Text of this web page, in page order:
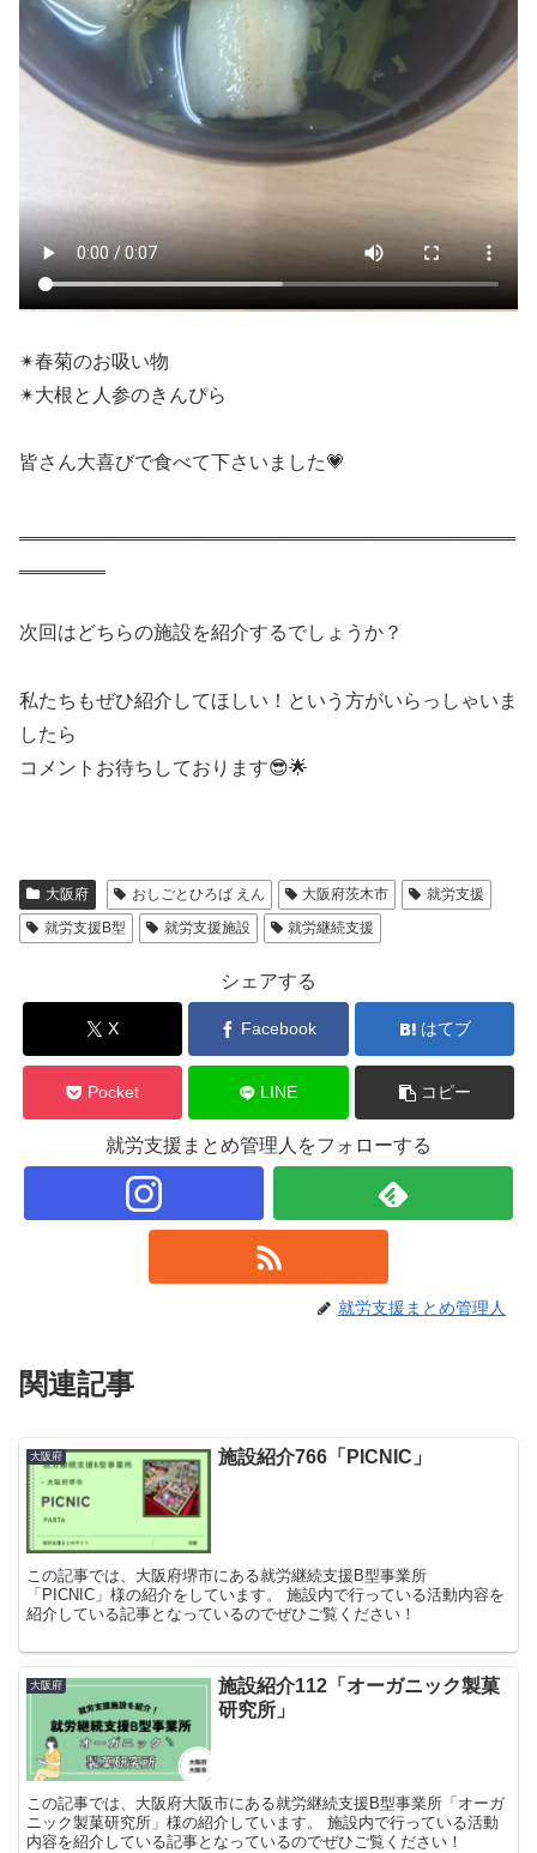
✴︎春菊のお吸い物
✴︎大根と人参のきんぴら
皆さん大喜びで食べて下さいました💗
次回はどちらの施設を紹介するでしょうか？
私たちもぜひ紹介してほしい！という方がいらっしゃいま
したら
コメントお待ちしております😎🌟
大阪府 おしごとひろば えん 大阪府茨木市
就労支援
就労支援B型
就労支援施設 就労継続支援
シェアする
X Facebook はてブ
Pocket LINE コピー
就労支援まとめ管理人をフォローする
就労支援まとめ管理人
関連記事
大阪府 施設紹介766「PICNIC」
この記事では、大阪府堺市にある就労継続支援B型事業所
「PICNIC」様の紹介をしています。 施設内で行っている活動内容を
紹介している記事となっているのでぜひご覧ください！
大阪府
施設紹介112「オーガニック製菓
研究所」
この記事では、大阪府大阪市にある就労継続支援B型事業所「オーガ
ニック製菓研究所」様の紹介しています。 施設内で行っている活動
内容を紹介している記事となっているのでぜひご覧ください！